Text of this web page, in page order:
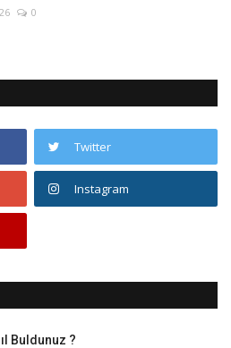
0
Twitter
Instagram
Buldunuz ?